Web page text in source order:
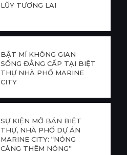
LŨY TƯƠNG LAI
BẬT MÍ KHÔNG GIAN
SỐNG ĐẲNG CẤP TẠI BIỆT
THỰ NHÀ PHỐ MARINE
CITY
SỰ KIỆN MỞ BÁN BIỆT
THỰ, NHÀ PHỐ DỰ ÁN
MARINE CITY: “NÓNG
CÀNG THÊM NÓNG”